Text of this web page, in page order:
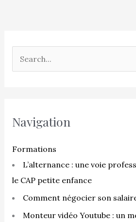
e
e
c
h
e
Navigation
Formations
L’alternance : une voie
le CAP petite enfance
Comment négocier son
Monteur vidéo Youtube : un